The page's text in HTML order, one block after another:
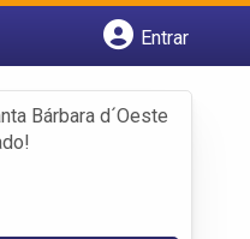
Entrar
Bárbara d´Oeste